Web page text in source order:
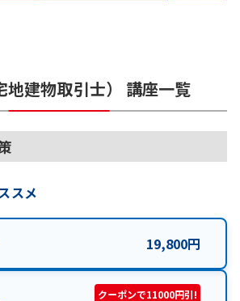
建物取引士） 講座一覧
スメ
19,800円
クーポンで11000円引!